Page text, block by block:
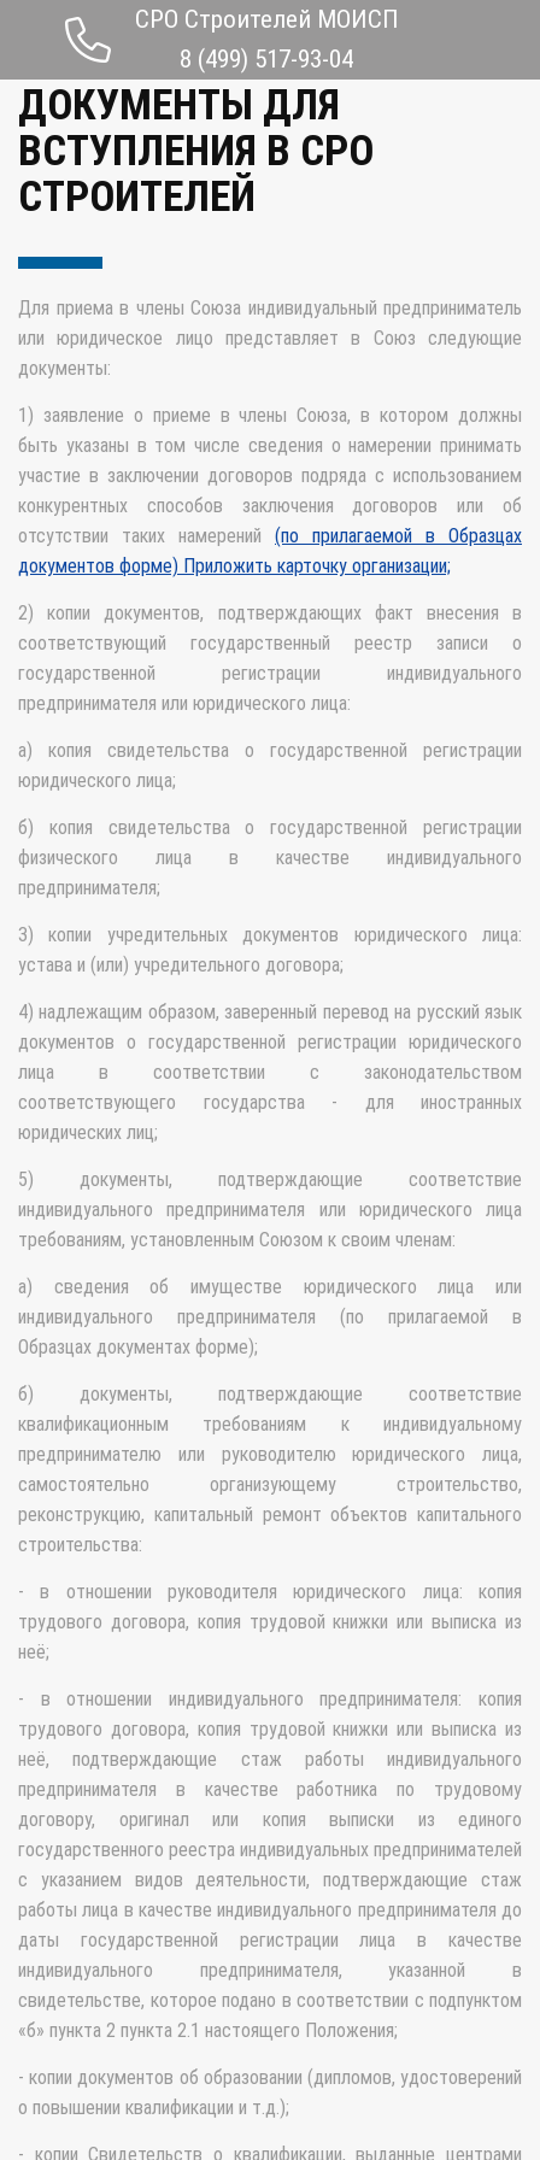
СРО Строителей МОИСП
8 (499) 517-93-04
ВСТУПИТЬ В СРО
ДОКУМЕНТЫ ДЛЯ
ВСТУПЛЕНИЯ В СРО
СТРОИТЕЛЕЙ
Для приема в члены Союза индивидуальный предприниматель
или юридическое лицо представляет в Союз следующие
документы:
1) заявление о приеме в члены Союза, в котором должны
быть указаны в том числе сведения о намерении принимать
участие в заключении договоров подряда с использованием
конкурентных способов заключения договоров или об
отсутствии таких намерений (по прилагаемой в Образцах
документов форме) Приложить карточку организации;
2) копии документов, подтверждающих факт внесения в
соответствующий государственный реестр записи о
государственной регистрации индивидуального
предпринимателя или юридического лица:
а) копия свидетельства о государственной регистрации
юридического лица;
б) копия свидетельства о государственной регистрации
физического лица в качестве индивидуального
предпринимателя;
3) копии учредительных документов юридического лица:
устава и (или) учредительного договора;
4) надлежащим образом, заверенный перевод на русский язык
документов о государственной регистрации юридического
лица в соответствии с законодательством
соответствующего государства - для иностранных
юридических лиц;
5) документы, подтверждающие соответствие
индивидуального предпринимателя или юридического лица
требованиям, установленным Союзом к своим членам:
а) сведения об имуществе юридического лица или
индивидуального предпринимателя (по прилагаемой в
Образцах документах форме);
б) документы, подтверждающие соответствие
квалификационным требованиям к индивидуальному
предпринимателю или руководителю юридического лица,
самостоятельно организующему строительство,
реконструкцию, капитальный ремонт объектов капитального
строительства:
- в отношении руководителя юридического лица: копия
трудового договора, копия трудовой книжки или выписка из
неё;
- в отношении индивидуального предпринимателя: копия
трудового договора, копия трудовой книжки или выписка из
неё, подтверждающие стаж работы индивидуального
предпринимателя в качестве работника по трудовому
договору, оригинал или копия выписки из единого
государственного реестра индивидуальных предпринимателей
с указанием видов деятельности, подтверждающие стаж
работы лица в качестве индивидуального предпринимателя до
даты государственной регистрации лица в качестве
индивидуального предпринимателя, указанной в
свидетельстве, которое подано в соответствии с подпунктом
«б» пункта 2 пункта 2.1 настоящего Положения;
- копии документов об образовании (дипломов, удостоверений
о повышении квалификации и т.д.);
- копии Свидетельств о квалификации, выданные центрами